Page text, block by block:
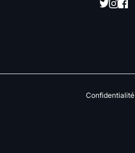
Confidentialité